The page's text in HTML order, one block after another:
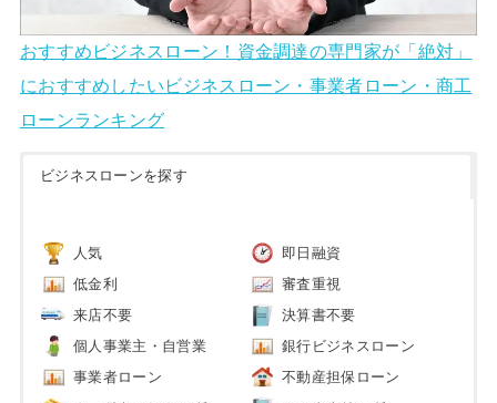
おすすめビジネスローン！資金調達の専門家が「絶対」
におすすめしたいビジネスローン・事業者ローン・商工
ローンランキング
ビジネスローンを探す
人気 即日融資
低金利 審査重視
来店不要 決算書不要
個人事業主・自営業 銀行ビジネスローン
事業者ローン 不動産担保ローン